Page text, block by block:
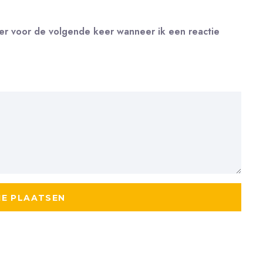
voor de volgende keer wanneer ik een reactie